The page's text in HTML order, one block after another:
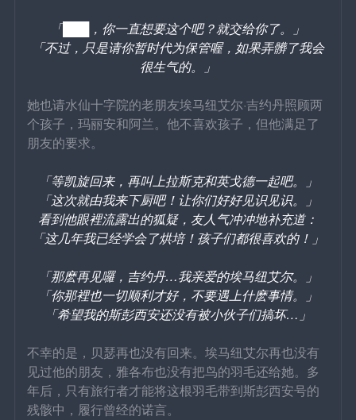
「███，你一直想要这个吧？就交给你了。」
「不过，只是请你暂时代为保管喔，如果弄髒了我会
很生气的。」
她也请水仙十字院的老朋友埃马纽艾尔·吉约丹照顾两
个孩子，玛丽安和阿兰。他不喜欢孩子，但他满足了
朋友的要求。
「等凯旋回来，再叫上拉斯克和英戈德一起吧。」
「这次就由我来下厨吧！让你们好好见识见识。」
看到他眼裡流露出的狐疑，友人气冲冲地补充道：
「这几年我已经学会了烘培！孩子们都很喜欢的！」
「那麽再见囉，吉约丹…我亲爱的埃马纽艾尔。」
「你那裡也一切顺利才好，不要遇上什麽事情。」
「希望我的斯彭西安还没有被小伙子们搞坏…」
不幸的是，贝瑟再也没有回来。埃马纽艾尔再也没有
见过他的朋友，雅各布也没有把鸟的羽毛还给她。多
年后，只有旅行者才能将这根羽毛带到斯彭西安号的
残骸中，履行曾经的诺言。